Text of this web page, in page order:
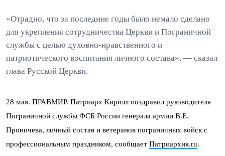
«Отрадно, что за последние годы было немало сделано
для укрепления сотрудничества Церкви и Пограничной
службы с целью духовно-нравственного и
патриотического воспитания личного состава», — сказал
глава Русской Церкви.
28 мая. ПРАВМИР. Патриарх Кирилл поздравил руководителя
Пограничной службы ФСБ России генерала армии В.Е.
Проничева, личный состав и ветеранов пограничных войск с
профессиональным праздником, сообщает Патриархия.ru.